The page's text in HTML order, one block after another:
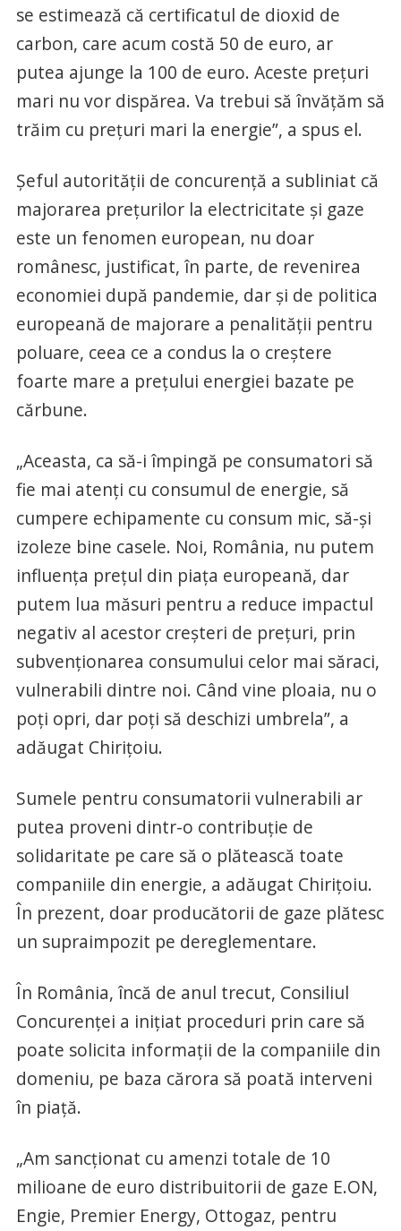
se estimează că certificatul de dioxid de
carbon, care acum costă 50 de euro, ar
putea ajunge la 100 de euro. Aceste preţuri
mari nu vor dispărea. Va trebui să învăţăm să
trăim cu preţuri mari la energie”, a spus el.
Şeful autorităţii de concurenţă a subliniat că
majorarea preţurilor la electricitate şi gaze
este un fenomen european, nu doar
românesc, justificat, în parte, de revenirea
economiei după pandemie, dar şi de politica
europeană de majorare a penalităţii pentru
poluare, ceea ce a condus la o creştere
foarte mare a preţului energiei bazate pe
cărbune.
„Aceasta, ca să-i împingă pe consumatori să
fie mai atenţi cu consumul de energie, să
cumpere echipamente cu consum mic, să-şi
izoleze bine casele. Noi, România, nu putem
influenţa preţul din piaţa europeană, dar
putem lua măsuri pentru a reduce impactul
negativ al acestor creşteri de preţuri, prin
subvenţionarea consumului celor mai săraci,
vulnerabili dintre noi. Când vine ploaia, nu o
poţi opri, dar poţi să deschizi umbrela”, a
adăugat Chiriţoiu.
Sumele pentru consumatorii vulnerabili ar
putea proveni dintr-o contribuţie de
solidaritate pe care să o plătească toate
companiile din energie, a adăugat Chiriţoiu.
În prezent, doar producătorii de gaze plătesc
un supraimpozit pe dereglementare.
În România, încă de anul trecut, Consiliul
Concurenţei a iniţiat proceduri prin care să
poate solicita informaţii de la companiile din
domeniu, pe baza cărora să poată interveni
în piaţă.
„Am sancţionat cu amenzi totale de 10
milioane de euro distribuitorii de gaze E.ON,
Engie, Premier Energy, Ottogaz, pentru